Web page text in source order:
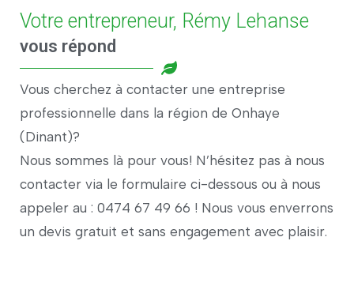
Votre entrepreneur, Rémy Lehanse
vous répond
Vous cherchez à contacter une entreprise
professionnelle dans la région de Onhaye
(Dinant)?
Nous sommes là pour vous! N’hésitez pas à nous
contacter via le formulaire ci-dessous ou à nous
appeler au : 0474 67 49 66 ! Nous vous enverrons
un devis gratuit et sans engagement avec plaisir.